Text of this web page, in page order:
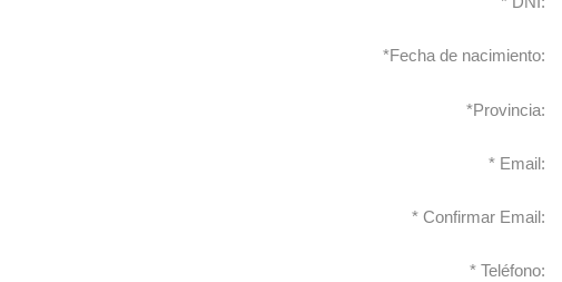
*Fecha de nacimiento:
*Provincia:
* Email:
* Confirmar Email:
* Teléfono: